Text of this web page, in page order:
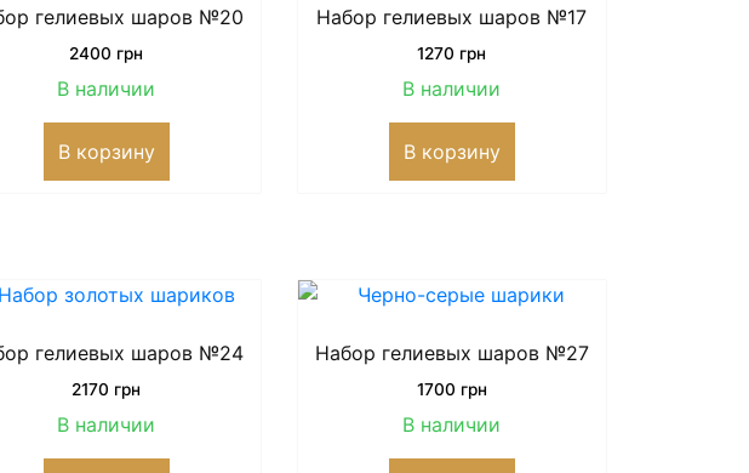
гелиевых шаров №20
2400 грн
В наличии
В корзину
Набор гелиевых шаров №17
1270 грн
В наличии
В корзину
гелиевых шаров №24
2170 грн
В наличии
Набор гелиевых шаров №27
1700 грн
В наличии